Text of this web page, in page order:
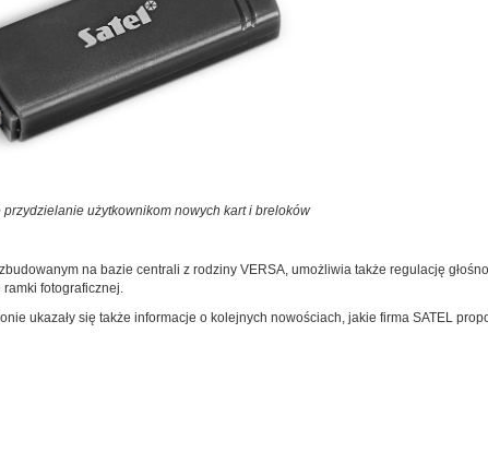
użytkownikom nowych kart i breloków
na bazie centrali z rodziny VERSA, umożliwia także regulację
fotograficznej.
ukazały się także informacje o kolejnych nowościach, jakie firma SATEL